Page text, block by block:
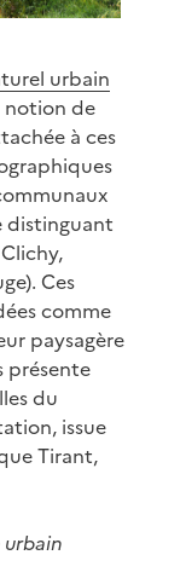
urbain
notion de
à ces
distinguant
Ces
comme
paysagère
présente
du
issue
Tirant,
urbain